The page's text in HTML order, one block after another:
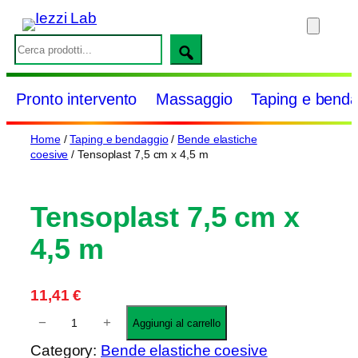
Vai
al
contenuto
S
e
r
c
Pronto intervento Massaggio Taping e
Home/Taping e bendaggio/ Bende elastiche
coesive / Tensoplast 7,5 cm x 4,5 m
Tensoplast 7,5 cm x
4,5 m
11,41€
n
− + Aggiungi al carrello
Category: Bende elastiche coesive